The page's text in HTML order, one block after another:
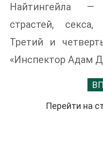
Найтингейла
страстей,
Третий и
«Инспектор Адам
Перейти на